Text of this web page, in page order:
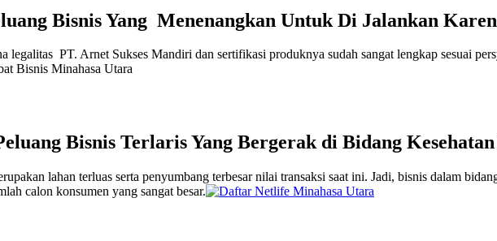
Bisnis Yang Menenangkan Untuk Di Jalankan
legalitas PT. Arnet Sukses Mandiri dan sertifikasi produknya sudah sangat lengkap sesuai
Bisnis Minahasa Utara
Bisnis Terlaris Yang Bergerak di Bidang
lahan terluas serta penyumbang terbesar nilai transaksi saat ini. Jadi, bisnis dalam
calon konsumen yang sangat besar.